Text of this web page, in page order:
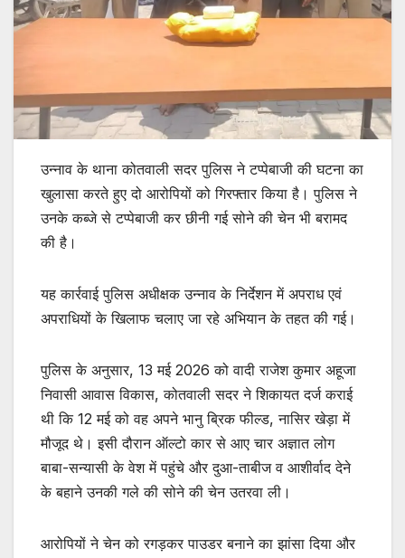
उन्नाव के थाना कोतवाली सदर पुलिस ने टप्पेबाजी की घटना का
खुलासा करते हुए दो आरोपियों को गिरफ्तार किया है। पुलिस ने
उनके कब्जे से टप्पेबाजी कर छीनी गई सोने की चेन भी बरामद
की है।
यह कार्रवाई पुलिस अधीक्षक उन्नाव के निर्देशन में अपराध एवं
अपराधियों के खिलाफ चलाए जा रहे अभियान के तहत की गई।
पुलिस के अनुसार, 13 मई 2026 को वादी राजेश कुमार अहूजा
निवासी आवास विकास, कोतवाली सदर ने शिकायत दर्ज कराई
थी कि 12 मई को वह अपने भानु ब्रिक फील्ड, नासिर खेड़ा में
मौजूद थे। इसी दौरान ऑल्टो कार से आए चार अज्ञात लोग
बाबा-सन्यासी के वेश में पहुंचे और दुआ-ताबीज व आशीर्वाद देने
के बहाने उनकी गले की सोने की चेन उतरवा ली।
आरोपियों ने चेन को रगड़कर पाउडर बनाने का झांसा दिया और